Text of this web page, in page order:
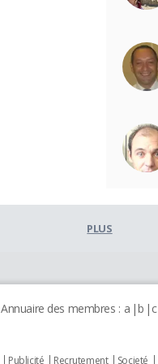
PLUS
Annuaire des membres : a b c
Publicité Recrutement Societé